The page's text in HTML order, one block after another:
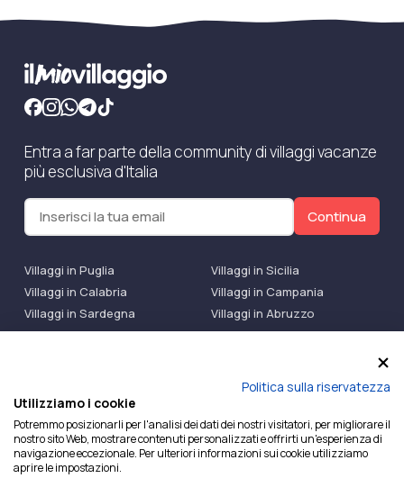
Entra a far parte della community di villaggi vacanze
più esclusiva d'Italia
Continua
Villaggi in Puglia
Villaggi in Sicilia
Villaggi in Calabria
Villaggi in Campania
Villaggi in Sardegna
Villaggi in Abruzzo
Villaggi Bluserena
Villaggi TH Resort
Ilmiovillaggio è un marchio di Ekiwi S.r.l.
Licenza Agenzia Viaggi e Turismo n° 2015/0133251 del
26/02/2015 e coperta da RC per Agenzia di Viaggi n°
OX00081147 REVO Specialty LiabilityXTravel Agencies.
Politica sulla riservatezza
Utilizziamo i cookie
Potremmo posizionarli per l'analisi dei dati dei nostri visitatori, per migliorare il
nostro sito Web, mostrare contenuti personalizzati e offrirti un'esperienza di
navigazione eccezionale. Per ulteriori informazioni sui cookie utilizziamo
aprire le impostazioni.